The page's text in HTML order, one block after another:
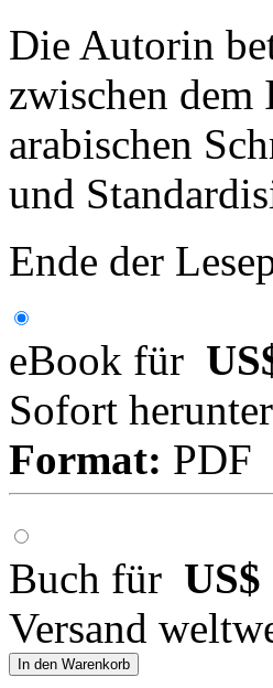
Die Autorin
zwischen dem
arabischen
und
Ende der
eBook für
Sofort
Format: PDF
Buch für US$
Versand
In den Warenkorb